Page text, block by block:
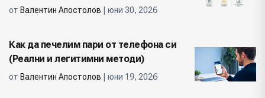
от Валентин Апостолов | юни 30, 2026
Как да печелим пари от телефона си
(Реални и легитимни методи)
от Валентин Апостолов | юни 19, 2026